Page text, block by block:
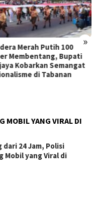
»
Bea Cukai Ngurah Rai,
I DPRD Bali Tegaskan
Indikasi
Barang
MOBIL YANG VIRAL DI
24 Jam, Polisi
Mobil yang Viral di